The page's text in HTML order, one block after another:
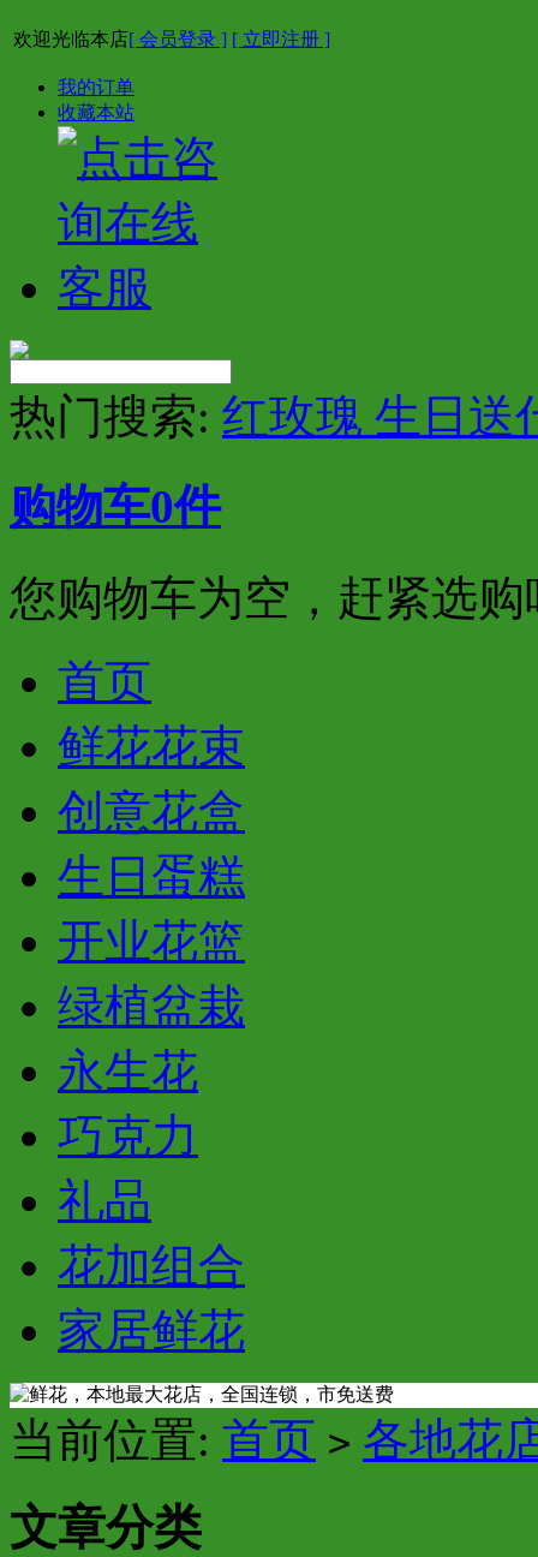
欢迎光临本店[ 会员登录 ] [ 立即注册 ]
我的订单
收藏本站
热门搜索: 红玫瑰 生日送
购物车0件
您购物车为空，赶紧选购
首页
鲜花花束
创意花盒
生日蛋糕
开业花篮
绿植盆栽
永生花
巧克力
礼品
花加组合
家居鲜花
当前位置: 首页 > 各地花
文章分类